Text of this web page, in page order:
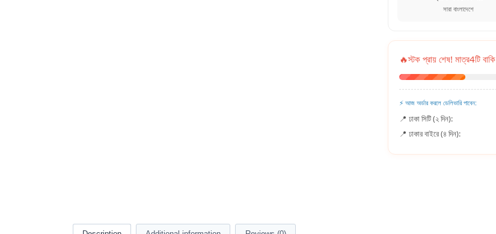
সারা বাংলাদেশে
🔥স্টক প্রায় শেষ! মাত্র4টি বাকি
⚡ আজ অর্ডার করলে ডেলিভারি পাবেন:
📍 ঢাকা সিটি (২ দিন):
📍 ঢাকার বাইরে (৪ দিন):